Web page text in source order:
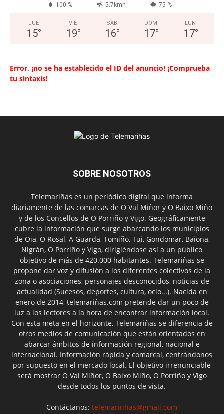
100 % 5.7kmh 75 %
JUE
15°
VIE
19°
SAB
16°
DOM
17°
LUN
17°
Error, ¡no se ha establecido el ID del anuncio! ¡Comprueba
tu sintaxis!
SOBRE NOSOTROS
Telemariñas es un periódico digital que informa
diariamente de las comarcas de O Val Miñor y O Baixo Miño
y de los Concellos de O Porriño y Vigo. Geográficamente
cubre la información que surge abarcando los municipios
de Oia, O Rosal, A Guarda, Tomiño, Tui, Gondomar, Baiona,
Nigrán, O Porriño y Vigo, dirigiéndose así a un público
objetivo de más de 420.000 habitantes. Telemariñas se
propone dar voz y difusión a los diferentes colectivos de la
zona o asociaciones, personajes desconocidos, noticias de
actualidad (Sucesos, deportes, cultura, ocio...). Nacida en
enero de 2014, telemariñas.com pretende dar un poco de
luz a los lectores a la hora de encontrar información local.
Con esta meta en el horizonte, Telemariñas se diferencia de
otros medios de comunicación que están orientados en
abarcar ámbitos de información regional, nacional e
internacional. Información rápida y comarcal, centrándonos
por supuesto en el mercado local. El objetivo irrenunciable
será mostrar O Val Miñor, O Baixo Miño, O Porriño y Vigo
desde todos los puntos de vista.
Contáctanos: telemarinhas@gmail.com